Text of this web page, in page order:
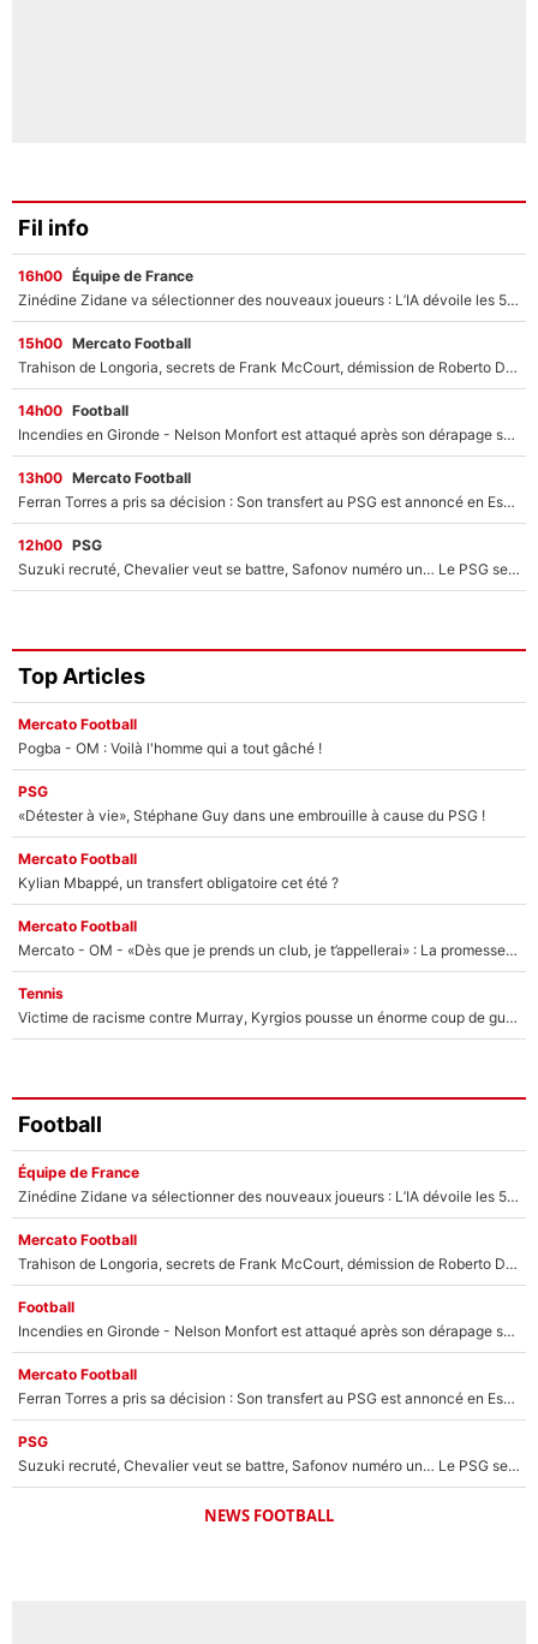
Fil info
16h00 Équipe de France
Zinédine Zidane va sélectionner des nouveaux joueurs : L’IA dévoile les 5 cracks qui pourraient rapidement le rejoindre en équipe de France !
15h00 Mercato Football
Trahison de Longoria, secrets de Frank McCourt, démission de Roberto De Zerbi : Medhi Benatia se lâche sur son départ de l'OM et fait d'importantes révélations
14h00 Football
Incendies en Gironde - Nelson Monfort est attaqué après son dérapage sur CNews : «Et lui, il prend combien pour parler dans un studio climatisé?»
13h00 Mercato Football
Ferran Torres a pris sa décision : Son transfert au PSG est annoncé en Espagne !
12h00 PSG
Suzuki recruté, Chevalier veut se battre, Safonov numéro un… Le PSG se lance encore dans un gros chantier pour le poste de gardien de but
Top Articles
Mercato Football
Pogba - OM : Voilà l'homme qui a tout gâché !
PSG
«Détester à vie», Stéphane Guy dans une embrouille à cause du PSG !
Mercato Football
Kylian Mbappé, un transfert obligatoire cet été ?
Mercato Football
Mercato - OM - «Dès que je prends un club, je t’appellerai» : La promesse de Marcelino au moment de claquer la porte
Tennis
Victime de racisme contre Murray, Kyrgios pousse un énorme coup de gueule !
Football
Équipe de France
Zinédine Zidane va sélectionner des nouveaux joueurs : L’IA dévoile les 5 cracks qui pourraient rapidement le rejoindre en équipe de France !
Mercato Football
Trahison de Longoria, secrets de Frank McCourt, démission de Roberto De Zerbi : Medhi Benatia se lâche sur son départ de l'OM et fait d'importantes révélations
Football
Incendies en Gironde - Nelson Monfort est attaqué après son dérapage sur CNews : «Et lui, il prend combien pour parler dans un studio climatisé?»
Mercato Football
Ferran Torres a pris sa décision : Son transfert au PSG est annoncé en Espagne !
PSG
Suzuki recruté, Chevalier veut se battre, Safonov numéro un… Le PSG se lance encore dans un gros chantier pour le poste de gardien de but
NEWS FOOTBALL